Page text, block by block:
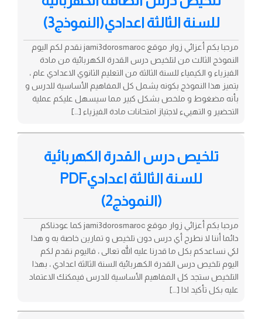
للسنة الثالثة اعدادي(النموذج3)
مرحبا بكم أعزائي زوار موقع jami3dorosmaroc نقدم لكم اليوم
النموذج الثالث من لتلخيص درس القدرة الكهربائية من مادة
الفيزياء و الكيمياء للسنة الثالثة من التعليم الثانوي الاعدادي عام ،
يتميز هذا النموذج بكونه يشمل كل المفاهيم الأساسية للدرس و
بأنه مضغوط و ملخص بشكل كبير مما سيسهل عليكم عملية
التحضير و التهييء لاجتياز امتحانات مادة الفيزياء […]
تلخيص درس القدرة الكهربائية
للسنة الثالثة اعداديPDF
(النموذج2)
مرحبا بكم أعزائي زوار موقع jami3dorosmaroc كما عودناكم
دائما أننا لا نطرح أي درس دون تلخيص و تمارين خاصة به و هذا
لكي نساعدكم بكل ما قدرنا عليه الله تعالى ، فاليوم نقدم لكم
اليوم تلخيص درس القدرة الكهربائية السنة الثالثة اعدادي ، بهذا
التلخيص ستجد كل المفاهيم الأساسية للدرس فيمكنك الاعتماد
عليه بكل تأكيد اذا […]